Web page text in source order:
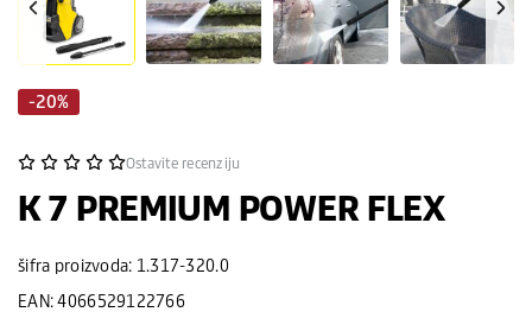
-20%
Ostavite recenziju
K 7 PREMIUM POWER FLEX
šifra proizvoda: 1.317-320.0
EAN: 4066529122766